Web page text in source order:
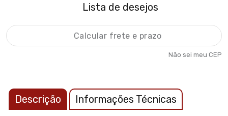
Lista de desejos
Não sei meu CEP
Descrição Informações Técnicas